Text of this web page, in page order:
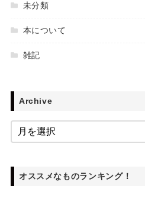
未分類
本について
雑記
Archive
オススメなものランキング！